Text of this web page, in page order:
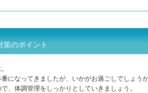
のポイント
になってきましたが、いかがお過ごしでしょう
、体調管理をしっかりとしていきましょう。